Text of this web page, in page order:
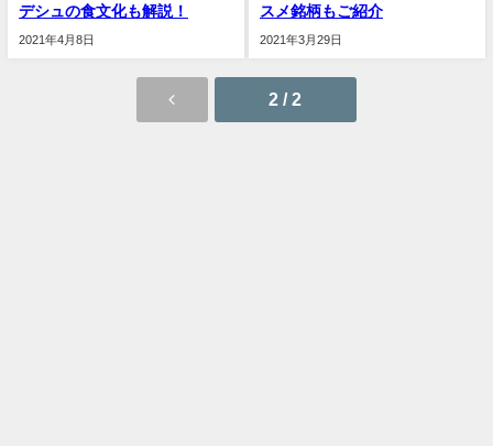
デシュの食文化も解説！
2021年4月8日
スメ銘柄もご紹介
2021年3月29日
2 / 2